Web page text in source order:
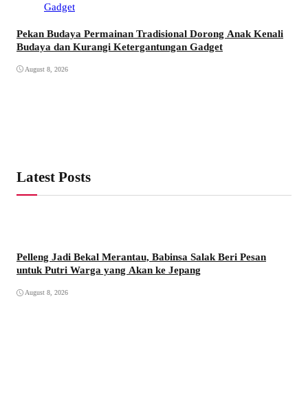
Pekan Budaya Permainan Tradisional Dorong Anak Kenali
Budaya dan Kurangi Ketergantungan Gadget
August 8, 2026
Latest Posts
Pelleng Jadi Bekal Merantau, Babinsa Salak Beri Pesan
untuk Putri Warga yang Akan ke Jepang
August 8, 2026